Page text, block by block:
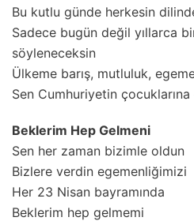
Bu kutlu günde herkesin
Sadece bugün değil yıllarca
söyleneceksin
Ülkeme barış, mutluluk,
Sen Cumhuriyetin
Beklerim Hep Gelmeni
Sen her zaman bizimle oldun
Bizlere verdin egemenliğimizi
Her 23 Nisan bayramında
Beklerim hep gelmemi